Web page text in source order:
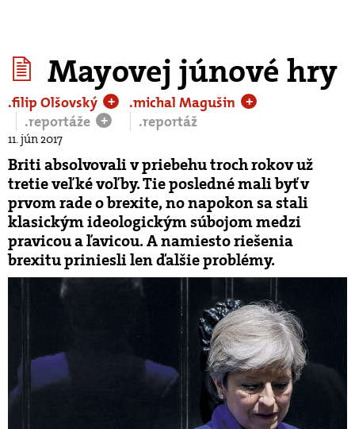
Mayovej júnové hry
.filip Olšovský + .michal Magušin +
.reportáže + .reportáž
11. jún 2017
Briti absolvovali v priebehu troch rokov už
tretie veľké voľby. Tie posledné mali byť v
prvom rade o brexite, no napokon sa stali
klasickým ideologickým súbojom medzi
pravicou a ľavicou. A namiesto riešenia
brexitu priniesli len ďalšie problémy.